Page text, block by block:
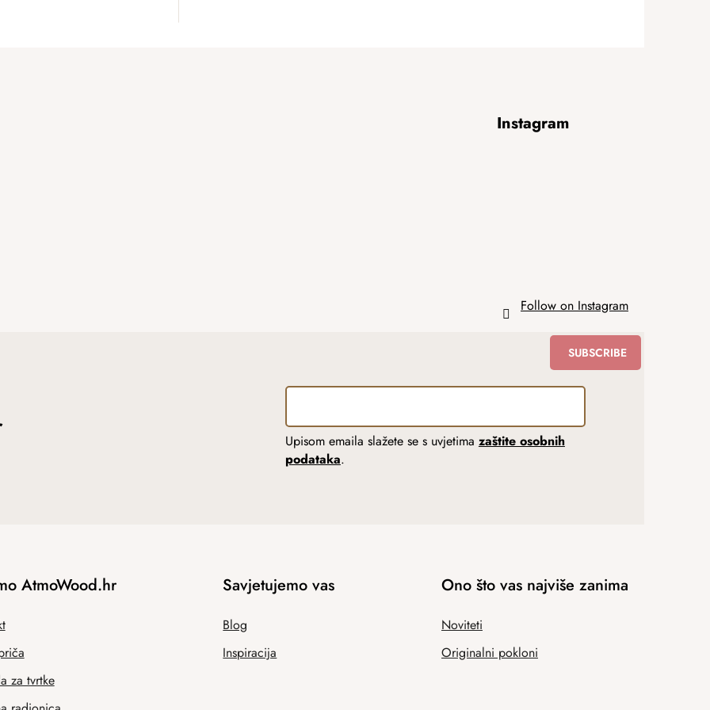
Instagram
Follow on Instagram
Upisom emaila slažete se s uvjetima zaštite osobnih
podataka.
SUBSCRIBE
AtmoWood.hr
za tvrtke
Savjetujemo vas
Blog
Inspiracija
Ono što vas najviše zanima
Noviteti
Originalni pokloni